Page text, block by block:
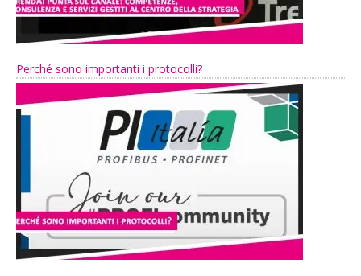
Perché sono importanti i protocolli?